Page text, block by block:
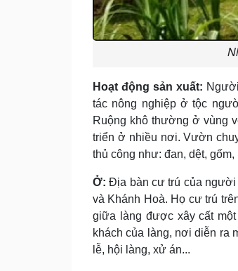
Hoạt động sản xuất:
tác nông nghiệp ở tộc
Ruộng khô thường ở vùng
triển ở nhiều nơi. Vườn
thủ công như: đan, dệt,
Ở:Ðịa bàn cư trú của người
và Khánh Hoà. Họ cư trú
giữa làng được xây cất
khách của làng, nơi diễn ra
lễ, hội làng, xử án...